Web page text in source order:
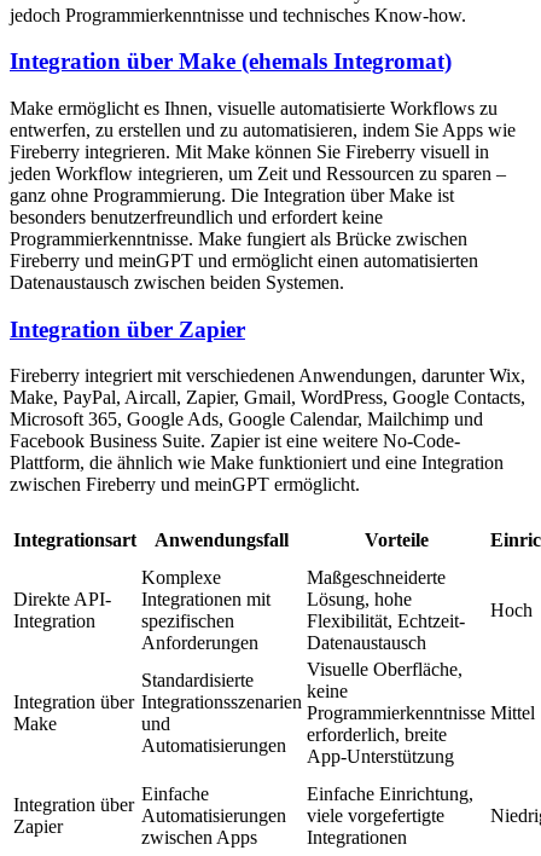
jedoch Programmierkenntnisse und technisches Know-how.
Integration über Make (ehemals Integromat)
Make ermöglicht es Ihnen, visuelle automatisierte Workflows zu
entwerfen, zu erstellen und zu automatisieren, indem Sie Apps wie
Fireberry integrieren. Mit Make können Sie Fireberry visuell in
jeden Workflow integrieren, um Zeit und Ressourcen zu sparen –
ganz ohne Programmierung. Die Integration über Make ist
besonders benutzerfreundlich und erfordert keine
Programmierkenntnisse. Make fungiert als Brücke zwischen
Fireberry und meinGPT und ermöglicht einen automatisierten
Datenaustausch zwischen beiden Systemen.
Integration über Zapier
Fireberry integriert mit verschiedenen Anwendungen, darunter Wix,
Make, PayPal, Aircall, Zapier, Gmail, WordPress, Google Contacts,
Microsoft 365, Google Ads, Google Calendar, Mailchimp und
Facebook Business Suite. Zapier ist eine weitere No-Code-
Plattform, die ähnlich wie Make funktioniert und eine Integration
zwischen Fireberry und meinGPT ermöglicht.
Integrationsart Anwendungsfall Vorteile
Direkte API-
Integration
Komplexe
Integrationen mit
spezifischen
Anforderungen
Maßgeschneiderte
Lösung, hohe
Flexibilität, Echtzeit-
Datenaustausch
Hoch
Integration über
Make
Standardisierte
Integrationsszenarien
und
Automatisierungen
Visuelle Oberfläche,
keine
Programmierkenntnisse
erforderlich, breite
App-Unterstützung
Mittel
Integration über
Zapier
Einfache
Automatisierungen
zwischen Apps
Einfache Einrichtung,
viele vorgefertigte
Integrationen